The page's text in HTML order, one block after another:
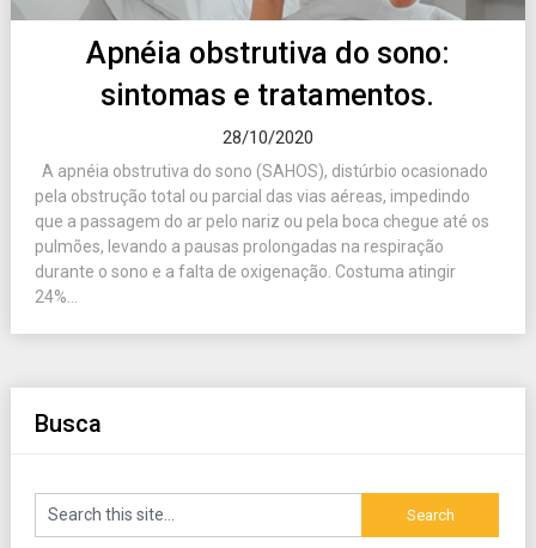
Apnéia obstrutiva do sono:
sintomas e tratamentos.
28/10/2020
A apnéia obstrutiva do sono (SAHOS), distúrbio ocasionado
pela obstrução total ou parcial das vias aéreas, impedindo
que a passagem do ar pelo nariz ou pela boca chegue até os
pulmões, levando a pausas prolongadas na respiração
durante o sono e a falta de oxigenação. Costuma atingir
24%...
Busca